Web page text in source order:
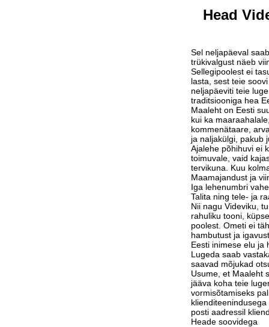
Head
Sel neljapäeval
trükivalgust näeb
Sellegipoolest ei
lasta, sest teie
neljapäeviti teie
traditsiooniga hea
Maaleht on Eesti
kui ka
kommenätaare,
ja naljakülgi, pakub
Ajalehe põhihuvi ei
toimuvale, vaid
tervikuna. Kuu
Maamajandust ja
Iga lehenumbri
Talita ning tele- ja
Nii nagu Videviku,
rahuliku tooni,
poolest. Ometi ei
hambutust ja
Eesti inimese elu ja
Lugeda saab
saavad mõjukad
Usume, et Maaleht
jääva koha teie
vormisõtamiseks
posti aadressil
Heade soovidega